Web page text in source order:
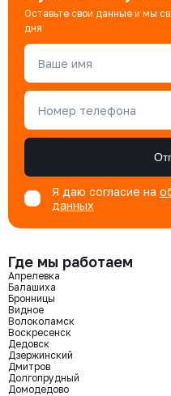
Оставьте свои данные и мы
дня
Ваше имя
Номер телефона
Я даю согласие на
данных
Где мы работаем
Апрелевка
Балашиха
Бронницы
Видное
Волоколамск
Воскресенск
Дедовск
Дзержинский
Дмитров
Долгопрудный
Домодедово